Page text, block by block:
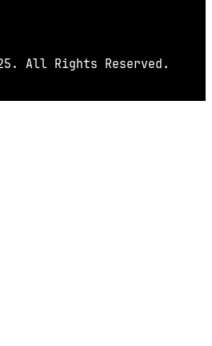
All Rights Reserved.